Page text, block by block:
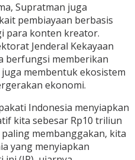
Supratman juga
pembiayaan berbasis
para konten kreator.
Jenderal Kekayaan
berfungsi memberikan
membentuk ekosistem
ekonomi.
Indonesia menyiapkan
kita sebesar Rp10 triliun
membanggakan, kita
yang menyiapkan